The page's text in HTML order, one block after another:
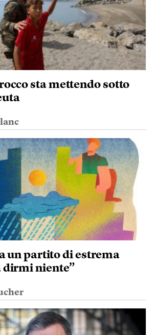
sta mettendo sotto
un partito di estrema
dirmi niente”